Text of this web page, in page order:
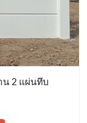
น 2 แผ่นทึบ